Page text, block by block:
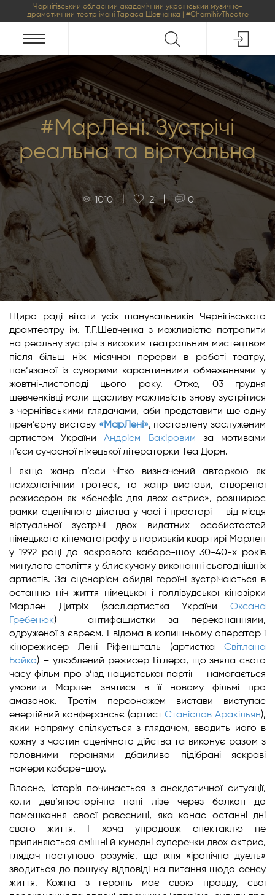
Чернігівський обласний академічний український музично-
драматичний театр імені Тараса Шевченка | #ChernihivTheatre
#МарЛені. Зустрічі
реальна та віртуальна
1010 | 2 | 0
Щиро раді вітати усіх шанувальників Чернігівського
драмтеатру ім. Т.Г.Шевченка з можливістю потрапити
на реальну зустріч з високим театральним мистецтвом
після більш ніж місячної перерви в роботі театру,
пов’язаної із суворими карантинними обмеженнями у
жовтні-листопаді цього року. Отже, 03 грудня
шевченківці мали щасливу можливість знову зустрітися
з чернігівськими глядачами, аби представити ще одну
прем’єрну виставу «МарЛені», поставлену заслуженим
артистом УкраїниАндрієм Бакіровим за мотивами
п’єси сучасної німецької літераторки Теа Дорн.
І якщо жанр п’єси чітко визначений авторкою як
психологічний гротеск, то жанр вистави, створеної
режисером як «бенефіс для двох актрис», розширює
рамки сценічного дійства у часі і просторі – від місця
віртуальної зустрічі двох видатних особистостей
німецького кінематографу в паризькій квартирі Марлен
у 1992 році до яскравого кабаре-шоу 30-40-х років
минулого століття у блискучому виконанні сьогоднішніх
артистів. За сценарієм обидві героїні зустрічаються в
останню ніч життя німецької і голлівудської кінозірки
Марлен Дитріх (засл.артистка України Оксана
Гребенюк) – антифашистки за переконаннями,
одруженої з євреєм. І відома в колишньому оператор і
кінорежисер Лені Ріфеншталь (артистка Світлана
Бойко) – улюблений режисер Гітлера, що зняла свого
часу фільм про з’їзд нацистської партії – намагається
умовити Марлен знятися в її новому фільмі про
амазонок. Третім персонажем вистави виступає
енергійний конферансьє (артистСтаніслав Аракільян),
який напряму спілкується з глядачем, вводить його в
кожну з частин сценічного дійства та виконує разом з
головними героїнями дбайливо підібрані яскраві
номери кабаре-шоу.
Власне, історія починається з анекдотичної ситуації,
коли дев’яносторічна пані лізе через балкон до
помешкання своєї ровесниці, яка конає останні дні
свого життя. І хоча упродовж спектаклю не
припиняються смішні й кумедні суперечки двох актрис,
глядач поступово розуміє, що їхня «іронічна дуель»
зводиться до пошуку відповіді на питання щодо сенсу
життя. Кожна з героїнь має свою правду, свої